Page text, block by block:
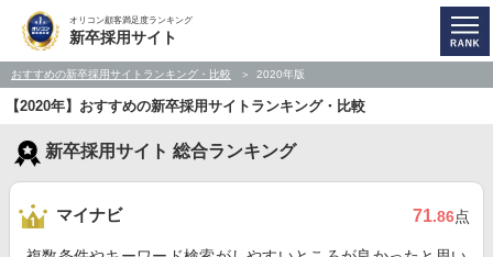
オリコン顧客満足度ランキング
新卒採用サイト
おすすめの新卒採用サイトランキング・比較 2020年版
【2020年】おすすめの新卒採用サイトランキング・比較
新卒採用サイト 総合ランキング
マイナビ 71.86点